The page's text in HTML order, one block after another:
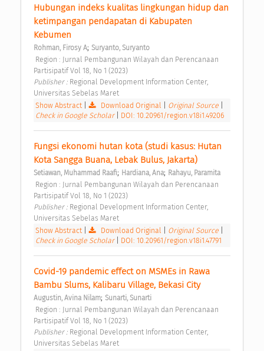
Hubungan indeks kualitas lingkungan hidup dan
ketimpangan pendapatan di Kabupaten
Kebumen
Rohman, Firosy A; Suryanto, Suryanto
Partisipatif Vol 18, No 1 (2023)
Publisher : Regional Development Information Center,
Universitas Sebelas Maret
Show Abstract
Download Original Original Source
Check in Google Scholar
DOI: 10.20961/region.v18i1.49206
Fungsi ekonomi hutan kota (studi kasus: Hutan
Kota Sangga Buana, Lebak Bulus, Jakarta)
Setiawan, Muhammad Raafi; Hardiana, Ana; Rahayu, Paramita
Partisipatif Vol 18, No 1 (2023)
Publisher : Regional Development Information Center,
Universitas Sebelas Maret
Show Abstract
Download Original Original Source
Check in Google Scholar
DOI: 10.20961/region.v18i1.47791
Covid-19 pandemic effect on MSMEs in Rawa
Bambu Slums, Kalibaru Village, Bekasi City
Augustin, Avina Nilam; Sunarti, Sunarti
Partisipatif Vol 18, No 1 (2023)
Publisher : Regional Development Information Center,
Universitas Sebelas Maret